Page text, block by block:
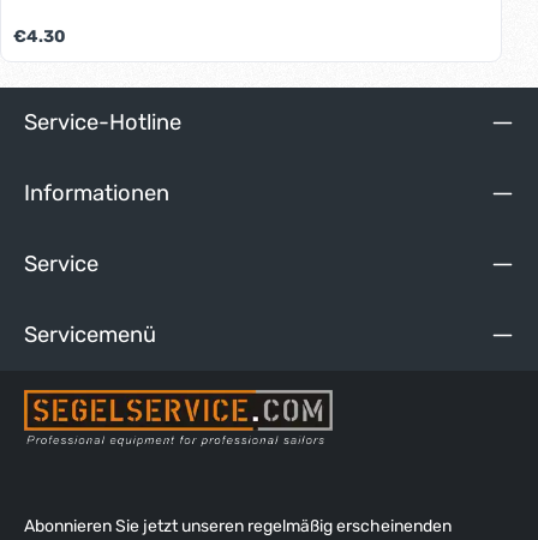
Regulärer Preis:
€4.30
Service-Hotline
Informationen
Service
Servicemenü
Abonnieren Sie jetzt unseren regelmäßig erscheinenden